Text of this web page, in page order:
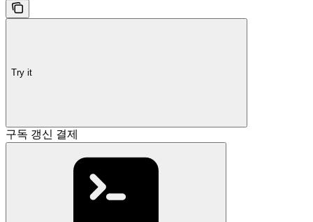
Try it
구독 갱신 결제